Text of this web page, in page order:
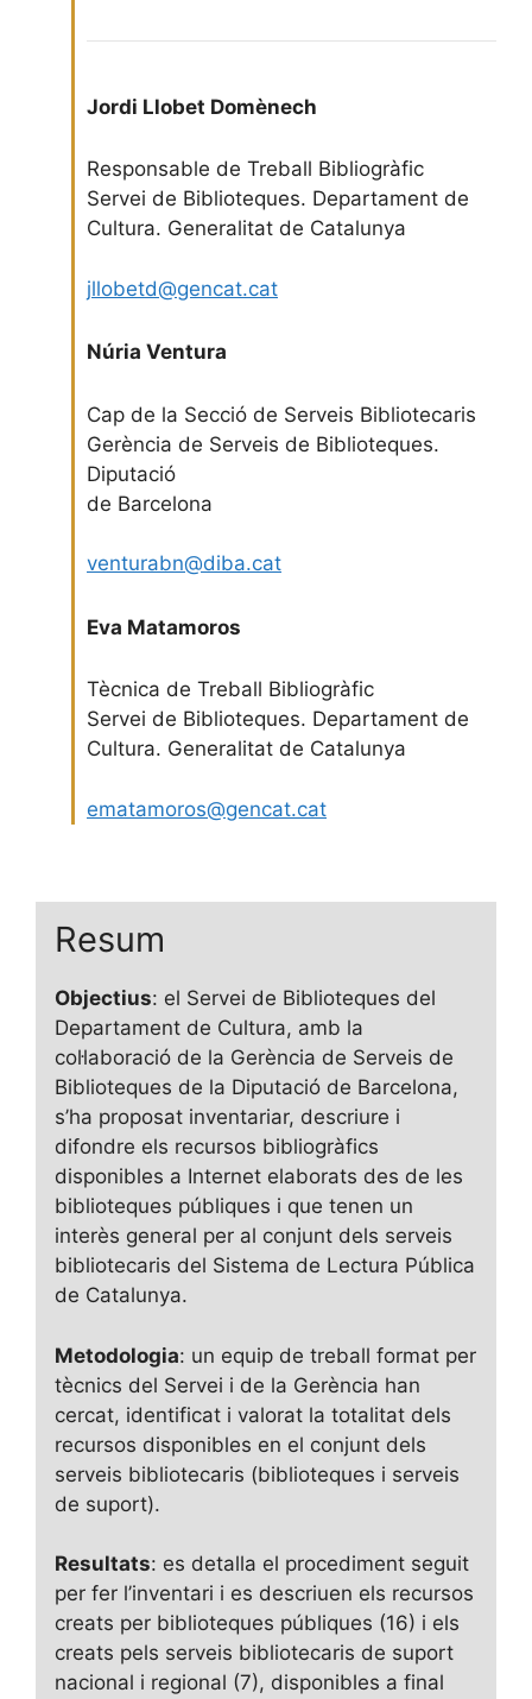
Jordi Llobet Domènech
Responsable de Treball Bibliogràfic
Servei de Biblioteques. Departament de
Cultura. Generalitat de Catalunya
jllobetd@gencat.cat
Núria Ventura
Cap de la Secció de Serveis Bibliotecaris
Gerència de Serveis de Biblioteques.
Diputació
de Barcelona
venturabn@diba.cat
Eva Matamoros
Tècnica de Treball Bibliogràfic
Servei de Biblioteques. Departament de
Cultura. Generalitat de Catalunya
ematamoros@gencat.cat
Resum
Objectius: el Servei de Biblioteques del
Departament de Cultura, amb la
col·laboració de la Gerència de Serveis de
Biblioteques de la Diputació de Barcelona,
s’ha proposat inventariar, descriure i
difondre els recursos bibliogràfics
disponibles a Internet elaborats des de les
biblioteques públiques i que tenen un
interès general per al conjunt dels serveis
bibliotecaris del Sistema de Lectura Pública
de Catalunya.
Metodologia: un equip de treball format per
tècnics del Servei i de la Gerència han
cercat, identificat i valorat la totalitat dels
recursos disponibles en el conjunt dels
serveis bibliotecaris (biblioteques i serveis
de suport).
Resultats: es detalla el procediment seguit
per fer l’inventari i es descriuen els recursos
creats per biblioteques públiques (16) i els
creats pels serveis bibliotecaris de suport
nacional i regional (7), disponibles a final